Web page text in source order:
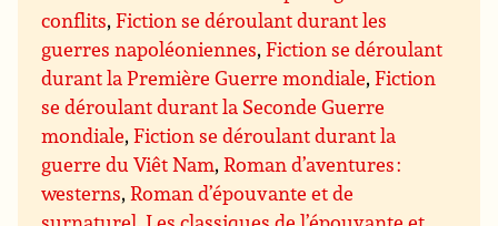
conflits,Fiction se déroulant durant les
guerres napoléoniennes,Fiction se déroulant
durant la Première Guerre mondiale,Fiction
se déroulant durant la Seconde Guerre
mondiale,Fiction se déroulant durant la
guerre du Viêt Nam,Roman d’aventures :
westerns,Roman d’épouvante et de